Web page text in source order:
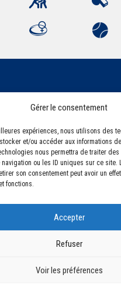
Gérer le consentement
expériences, nous utilisons des
et/ou accéder aux informations
nous permettra de traiter
ou les ID uniques sur ce site.
son consentement peut avoir un
fonctions.
Accepter
Refuser
Voir les préférences
84, boulevard Léon Jouhaux
Téléphone: +33 (0) 4 51 11
Email : accueil@asm-